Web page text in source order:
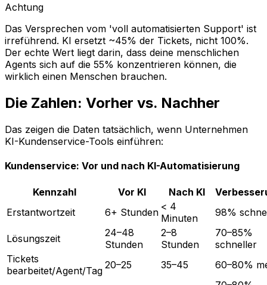
Achtung
Das Versprechen vom 'voll automatisierten Support' ist
irreführend. KI ersetzt ~45% der Tickets, nicht 100%.
Der echte Wert liegt darin, dass deine menschlichen
Agents sich auf die 55% konzentrieren können, die
wirklich einen Menschen brauchen.
Die Zahlen: Vorher vs. Nachher
Das zeigen die Daten tatsächlich, wenn Unternehmen
KI-Kundenservice-Tools einführen:
Kundenservice: Vor und nach KI-Automatisierung
Kennzahl Vor KI Nach KI
Erstantwortzeit
6+ Stunden < 4
Minuten
98%
Lösungszeit
24–48
Stunden
2–8
Stunden
70–85%
schneller
Tickets
bearbeitet/Agent/Tag 20–25 35–45 60–80%